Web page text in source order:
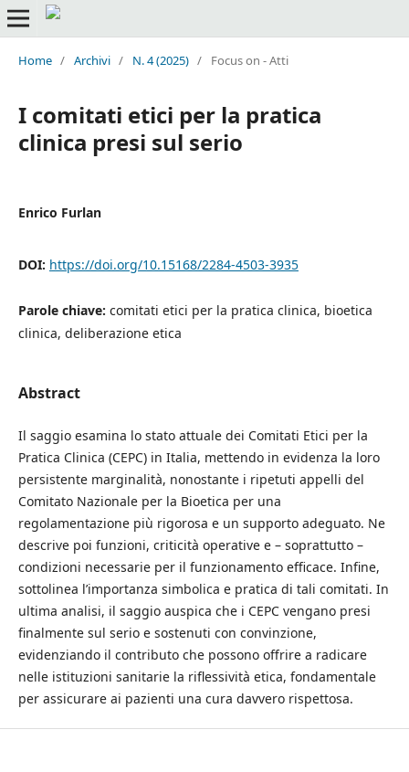
Home / Archivi / N. 4 (2025) / Focus on - Atti
I comitati etici per la pratica
clinica presi sul serio
Enrico Furlan
DOI: https://doi.org/10.15168/2284-4503-3935
Parole chiave: comitati etici per la pratica clinica, bioetica
clinica, deliberazione etica
Abstract
Il saggio esamina lo stato attuale dei Comitati Etici per la
Pratica Clinica (CEPC) in Italia, mettendo in evidenza la loro
persistente marginalità, nonostante i ripetuti appelli del
Comitato Nazionale per la Bioetica per una
regolamentazione più rigorosa e un supporto adeguato. Ne
descrive poi funzioni, criticità operative e – soprattutto –
condizioni necessarie per il funzionamento efficace. Infine,
sottolinea l’importanza simbolica e pratica di tali comitati. In
ultima analisi, il saggio auspica che i CEPC vengano presi
finalmente sul serio e sostenuti con convinzione,
evidenziando il contributo che possono offrire a radicare
nelle istituzioni sanitarie la riflessività etica, fondamentale
per assicurare ai pazienti una cura davvero rispettosa.